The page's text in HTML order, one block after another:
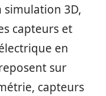
simulation 3D,
capteurs et
en
sur
capteurs